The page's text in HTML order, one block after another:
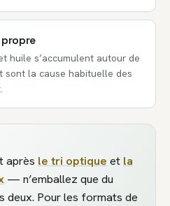
propre
huile s’accumulent autour de
sont la cause habituelle des
après le tri optique et la
— n’emballez que du
deux. Pour les formats de